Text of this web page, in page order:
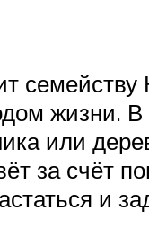
жизни. В
или
за счёт
и